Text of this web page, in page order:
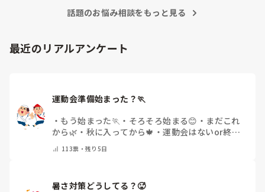
話題のお悩み相談をもっと見る
最近のリアルアンケート
運動会準備始まった？🏃
・ もう始まった🏃 ・ そろそろ始まる😊 ・ まだこれ
から🌿 ・ 秋に入ってから🍁 ・運動会はないor終わ
113票・残り5日
暑さ対策どうしてる？🥵